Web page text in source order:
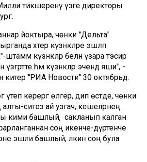
тикшеренү үзәге директоры
йоктыра, чөнки "Дельта"
хәтер күзәнәкләре эшләп
күзәнәкләр белән үзара тәэсир
һәм күзәнәкләр эчендә яши", -
китерә "РИА Новости" 30 октябрьдә.
үтеп керергә өлгерә, дип өстәде, чөнки
сигез ай узгач, кешеләрнең
кими башлый, ә сакланып калган
соң икенче-дүртенче
эшли башлый, ләкин соң була